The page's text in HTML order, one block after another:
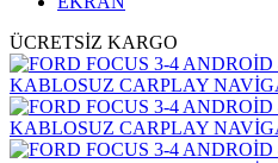
ÜCRETSİZ KARGO